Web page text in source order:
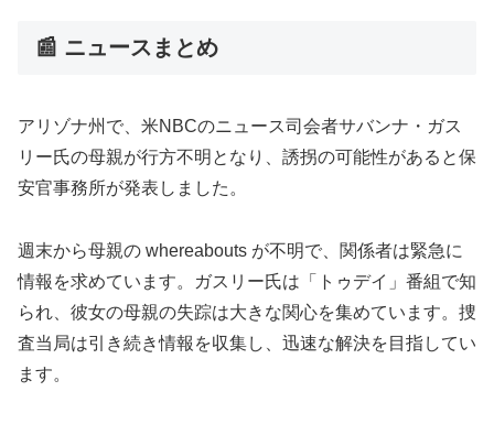
📰 ニュースまとめ
アリゾナ州で、米NBCのニュース司会者サバンナ・ガス
リー氏の母親が行方不明となり、誘拐の可能性があると保
安官事務所が発表しました。
週末から母親の whereabouts が不明で、関係者は緊急に
情報を求めています。ガスリー氏は「トゥデイ」番組で知
られ、彼女の母親の失踪は大きな関心を集めています。捜
査当局は引き続き情報を収集し、迅速な解決を目指してい
ます。